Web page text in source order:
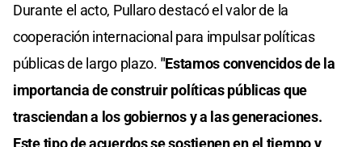
Durante el acto, Pullaro destacó el valor de la
cooperación internacional para impulsar políticas
públicas de largo plazo. "Estamos convencidos de la
importancia de construir políticas públicas que
trasciendan a los gobiernos y a las generaciones.
Este tipo de acuerdos se sostienen en el tiempo y